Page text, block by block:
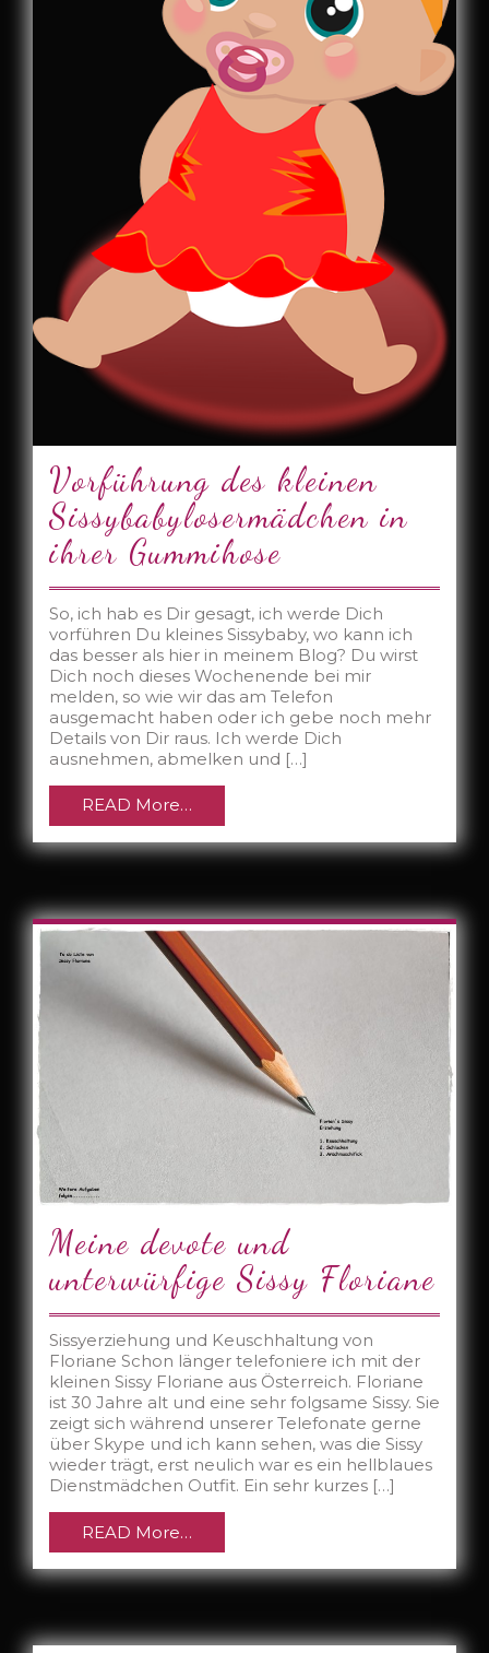
Vorführung des kleinen
Sissybabylosermädchen in
ihrer Gummihose
So, ich hab es Dir gesagt, ich werde Dich
vorführen Du kleines Sissybaby, wo kann ich
das besser als hier in meinem Blog? Du wirst
Dich noch dieses Wochenende bei mir
melden, so wie wir das am Telefon
ausgemacht haben oder ich gebe noch mehr
Details von Dir raus. Ich werde Dich
ausnehmen, abmelken und […]
READ More…
Meine devote und
unterwürfige Sissy Floriane
Sissyerziehung und Keuschhaltung von
Floriane Schon länger telefoniere ich mit der
kleinen Sissy Floriane aus Österreich. Floriane
ist 30 Jahre alt und eine sehr folgsame Sissy. Sie
zeigt sich während unserer Telefonate gerne
über Skype und ich kann sehen, was die Sissy
wieder trägt, erst neulich war es ein hellblaues
Dienstmädchen Outfit. Ein sehr kurzes […]
READ More…